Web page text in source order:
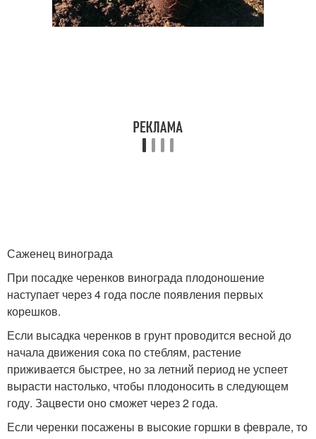
Саженец винограда
При посадке черенков винограда плодоношение
наступает через 4 года после появления первых
корешков.
Если высадка черенков в грунт проводится весной до
начала движения сока по стеблям, растение
приживается быстрее, но за летний период не успеет
вырасти настолько, чтобы плодоносить в следующем
году. Зацвести оно сможет через 2 года.
Если черенки посажены в высокие горшки в феврале, то